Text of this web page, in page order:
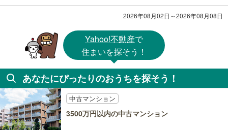
2026年08月02日～2026年08月08日
Yahoo!不動産で
住まいを探そう！
あなたにぴったりのおうちを探そう！
中古マンション
3500万円以内の中古マンション